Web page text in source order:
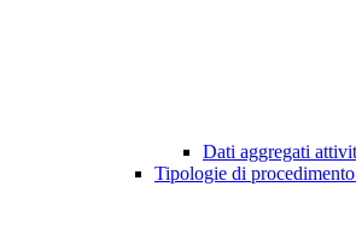
Dati aggregati
Tipologie di procedimento